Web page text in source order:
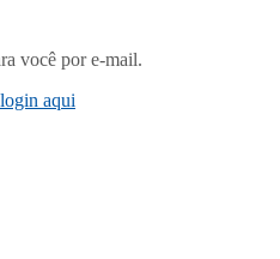
você por e-mail.
aqui